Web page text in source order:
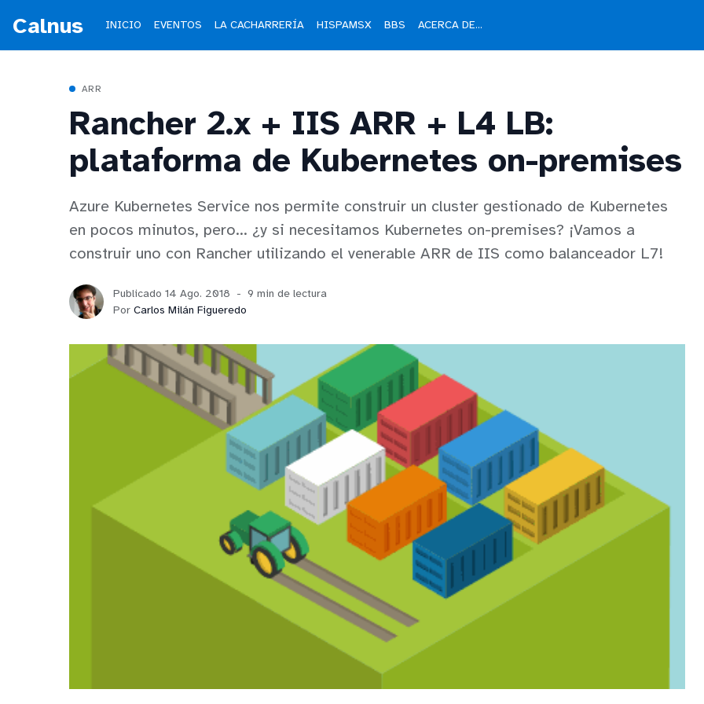
Calnus INICIO EVENTOS LA CACHARRERÍA HISPAMSX BBS ACERCA DE...
ARR
Rancher 2.x + IIS ARR + L4 LB:
plataforma de Kubernetes on-premises
Azure Kubernetes Service nos permite construir un cluster gestionado de Kubernetes
en pocos minutos, pero... ¿y si necesitamos Kubernetes on-premises? ¡Vamos a
construir uno con Rancher utilizando el venerable ARR de IIS como balanceador L7!
Publicado 14 Ago. 2018
9 min de lectura
Por Carlos Milán Figueredo